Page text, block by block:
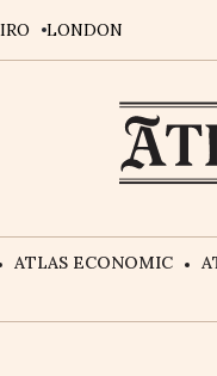
LONDON
ATLAS ECONOMIC